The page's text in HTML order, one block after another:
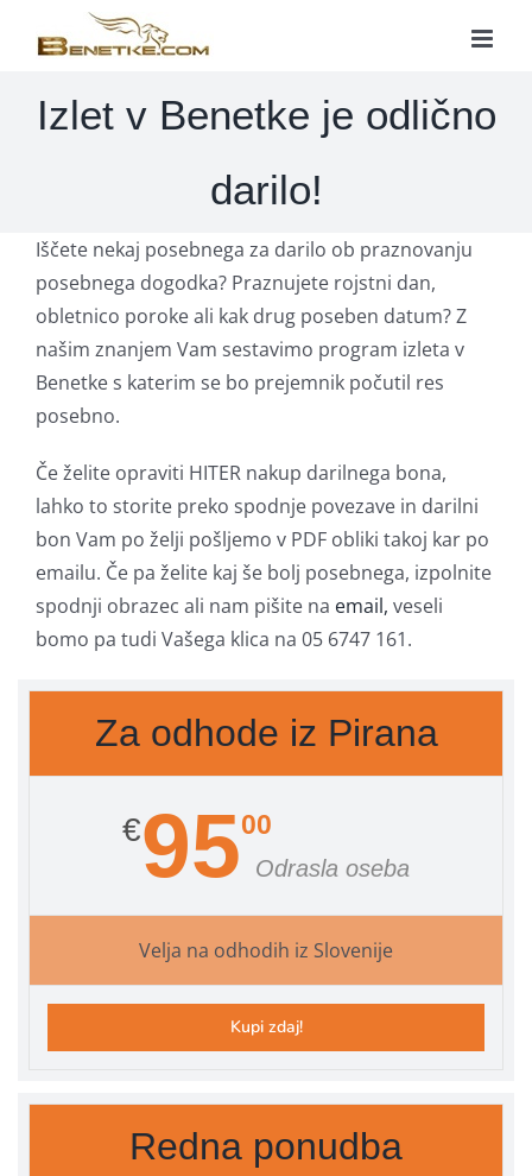
Izlet v Benetke je odlično
darilo!
Iščete nekaj posebnega za darilo ob praznovanju
posebnega dogodka? Praznujete rojstni dan,
obletnico poroke ali kak drug poseben datum? Z
našim znanjem Vam sestavimo program izleta v
Benetke s katerim se bo prejemnik počutil res
posebno.
Če želite opraviti HITER nakup darilnega bona,
lahko to storite preko spodnje povezave in darilni
bon Vam po želji pošljemo v PDF obliki takoj kar po
emailu. Če pa želite kaj še bolj posebnega, izpolnite
spodnji obrazec ali nam pišite na email, veseli
bomo pa tudi Vašega klica na 05 6747 161.
Za odhode iz Pirana
€9500
Odrasla oseba
Velja na odhodih iz Slovenije
Kupi zdaj!
Redna ponudba